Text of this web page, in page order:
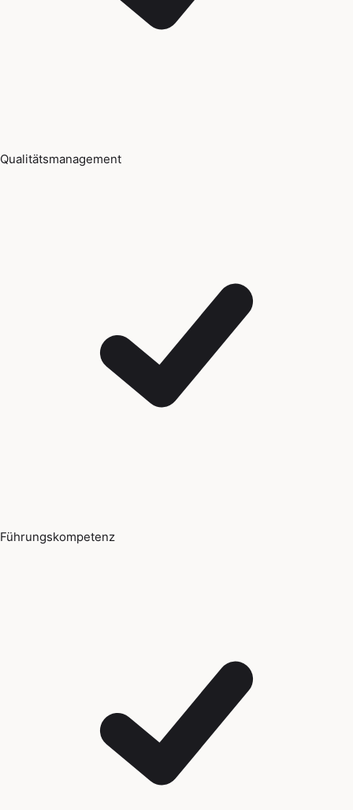
Qualitätsmanagement
Führungskompetenz